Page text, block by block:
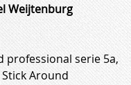
Weijtenburg
professional serie 5a,
Around